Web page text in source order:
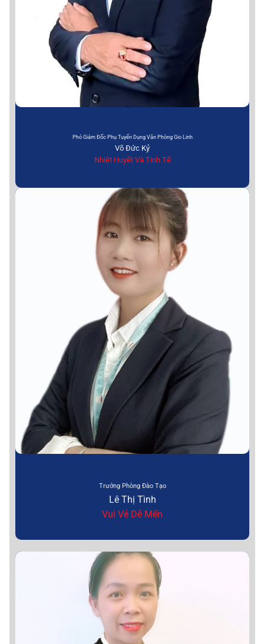
Phó Giám Đốc Phụ Tuyển Dụng Văn Phòng Gio Linh
Võ Đức Kỷ
Nhiệt Huyết Và Tinh Tế
Trưởng Phòng Đào Tạo
Lê Thị Tình
Vui Vẻ Dễ Mến